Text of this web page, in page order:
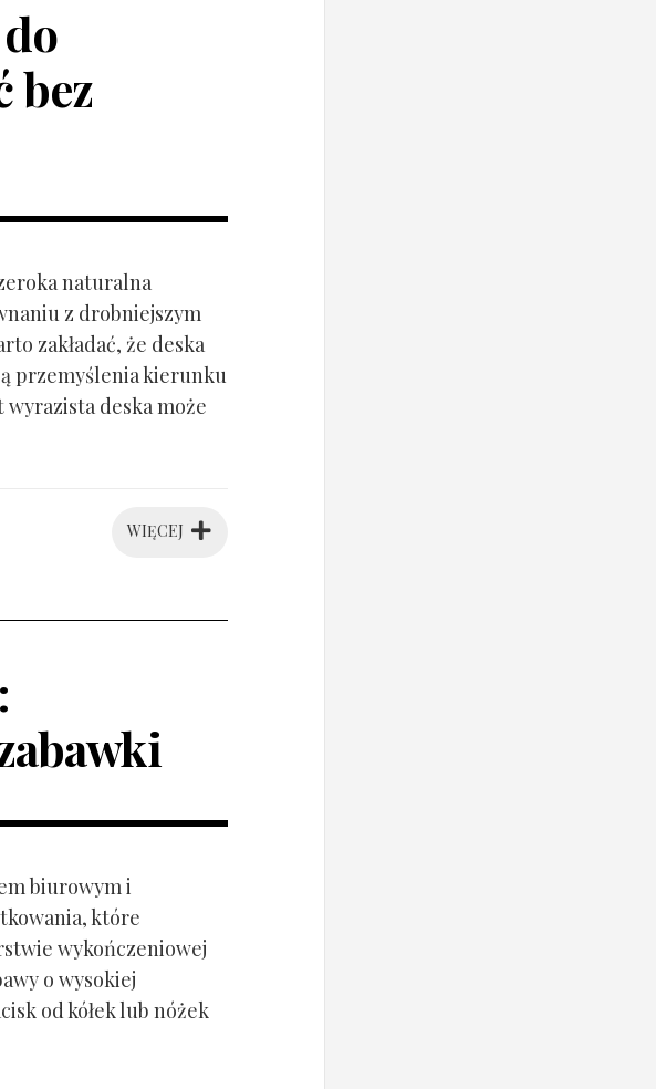
bez
naturalna
z drobniejszym
zakładać, że deska
przemyślenia kierunku
wyrazista deska może
WIĘCEJ
biurowym i
które
wykończeniowej
o wysokiej
od kółek lub nóżek